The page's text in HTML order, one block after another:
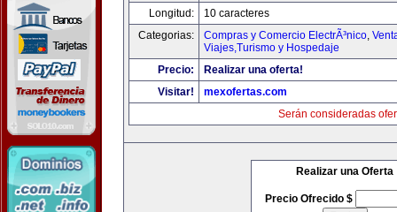
Longitud:
10 caracteres
Categorias:
Compras y Comercio ElectrÃ³nico,
Viajes,Turismo y Hospedaje
Precio:
Realizar una oferta!
Visitar!
mexofertas.com
Serán consideradas
Realizar una Oferta
Precio Ofrecido $